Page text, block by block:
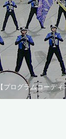
【プログラムコーデ